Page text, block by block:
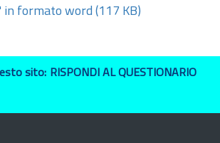
in formato word (117 KB)
sito: RISPONDI AL QUESTIONARIO